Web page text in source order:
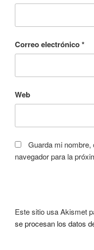
Correo electrónico*
Web
Guarda mi
navegador para la
Este sitio usa Akismet
se procesan los datos